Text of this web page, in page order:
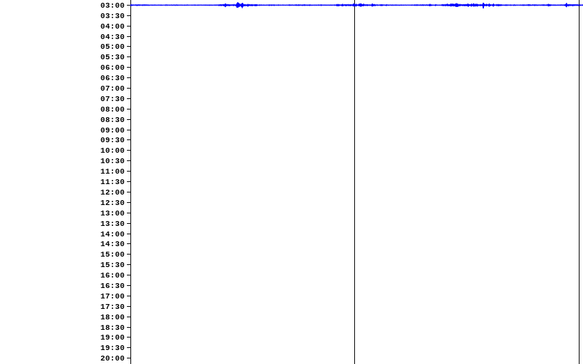
03:00
03:30
04:00
04:30
05:00
05:30
06:00
06:30
07:00
07:30
08:00
08:30
09:00
09:30
10:00
10:30
11:00
11:30
12:00
12:30
13:00
13:30
14:00
14:30
15:00
15:30
16:00
16:30
17:00
17:30
18:00
18:30
19:00
19:30
20:00